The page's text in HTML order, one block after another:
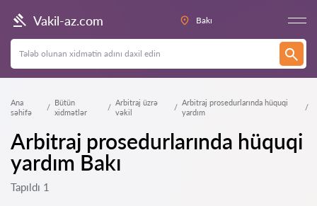
Vakil-az.com Bakı
Ana
səhifə
Bütün
xidmətlər
Arbitraj üzrə
vəkil
Arbitraj prosedurlarında hüquqi
yardım
Arbitraj prosedurlarında hüquqi
yardım Bakı
Tapıldı 1